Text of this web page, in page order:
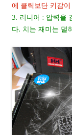
에 클릭보단 키감
3. 리니어 : 압력을
다. 치는 재미는 덜